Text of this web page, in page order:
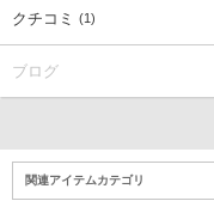
クチコミ (1)
ブログ
関連アイテムカテゴリ